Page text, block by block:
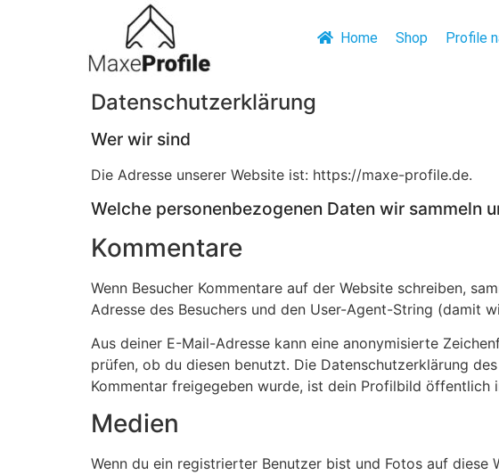
Home Shop Profile
Datenschutzerklärung
Wer wir sind
Die Adresse unserer Website ist: https://maxe-profile.de.
Welche personenbezogenen Daten wir sammeln
Kommentare
Wenn Besucher Kommentare auf der Website schreiben,
Adresse des Besuchers und den User-Agent-String (damit
Aus deiner E-Mail-Adresse kann eine anonymisierte
prüfen, ob du diesen benutzt. Die Datenschutzerklärung
Kommentar freigegeben wurde, ist dein Profilbild öffentlich
Medien
Wenn du ein registrierter Benutzer bist und Fotos auf diese